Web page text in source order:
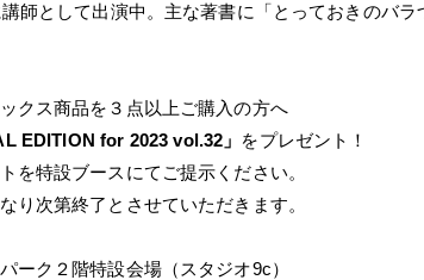
師として出演中。主な著書に「とっておきのバ
クス商品を３点以上ご購入の方へ
EDITION for 2023 vol.32」 をプレゼント！
を特設ブースにてご提示ください。
り次第終了とさせていただきます。
ーク２階特設会場（スタジオ9c）